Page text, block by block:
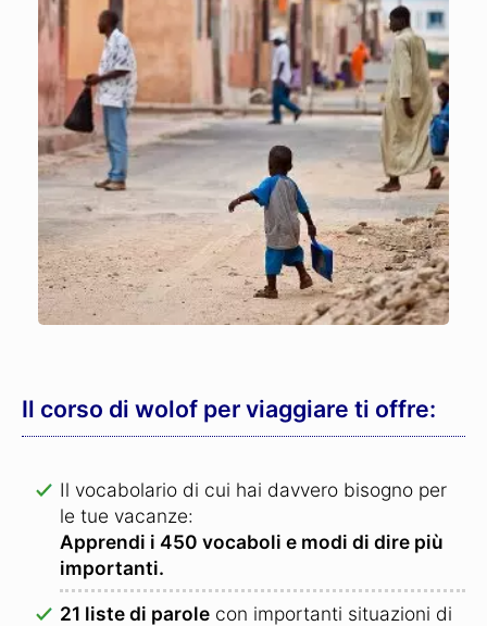
Il corso di wolof per viaggiare ti offre:
Il vocabolario di cui hai davvero bisogno per
le tue vacanze:
Apprendi i 450 vocaboli e modi di dire più
importanti.
21 liste di parole con importanti situazioni di